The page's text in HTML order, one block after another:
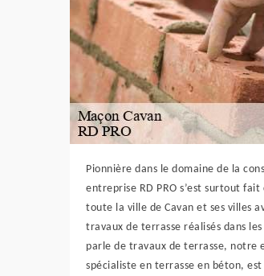
Pionnière dans le domaine de la
entreprise RD PRO s’est surtout
toute la ville de Cavan et ses villes
travaux de terrasse réalisés dans les
parle de travaux de terrasse, notre
spécialiste en terrasse en béton,